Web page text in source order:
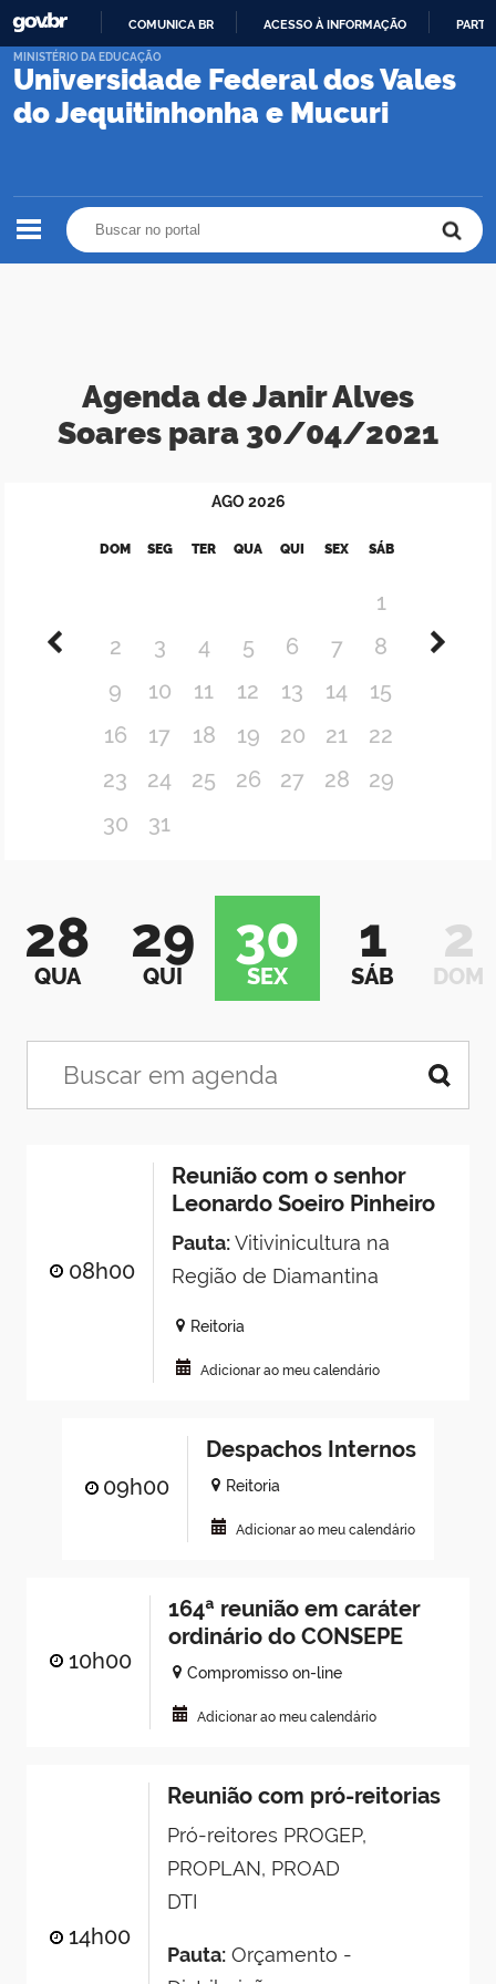
PARA
CONTEÚDO
COMUNICA BR ACESSO À INFORMAÇÃO
Universidade Federal dos Vales
do Jequitinhonha e Mucuri
MINISTÉRIO DA EDUCAÇÃO
Agenda de Janir Alves
Soares para 30/04/2021
AGO 2026
DOM SEG TER QUA QUI SEX SÁB
1
2
3 4 5 6 7
8
9
10 11 12 13 14
15
16
17 18 19 20 21
22
23
24 25 26 27 28
29
30
31
28
QUA
29
QUI
30
SEX
1
SÁB
2
DOM
08h00
Reunião com o senhor
Leonardo Soeiro Pinheiro
Pauta:Vitivinicultura na
Região de Diamantina
Reitoria
Adicionar ao meu calendário
09h00
Despachos Internos
Reitoria
Adicionar ao meu calendário
10h00
164ª reunião em caráter
ordinário do CONSEPE
Compromisso on-line
Adicionar ao meu calendário
14h00
Reunião com pró-reitorias
Pró-reitores PROGEP,
PROPLAN, PROAD
DTI
Pauta:Orçamento -